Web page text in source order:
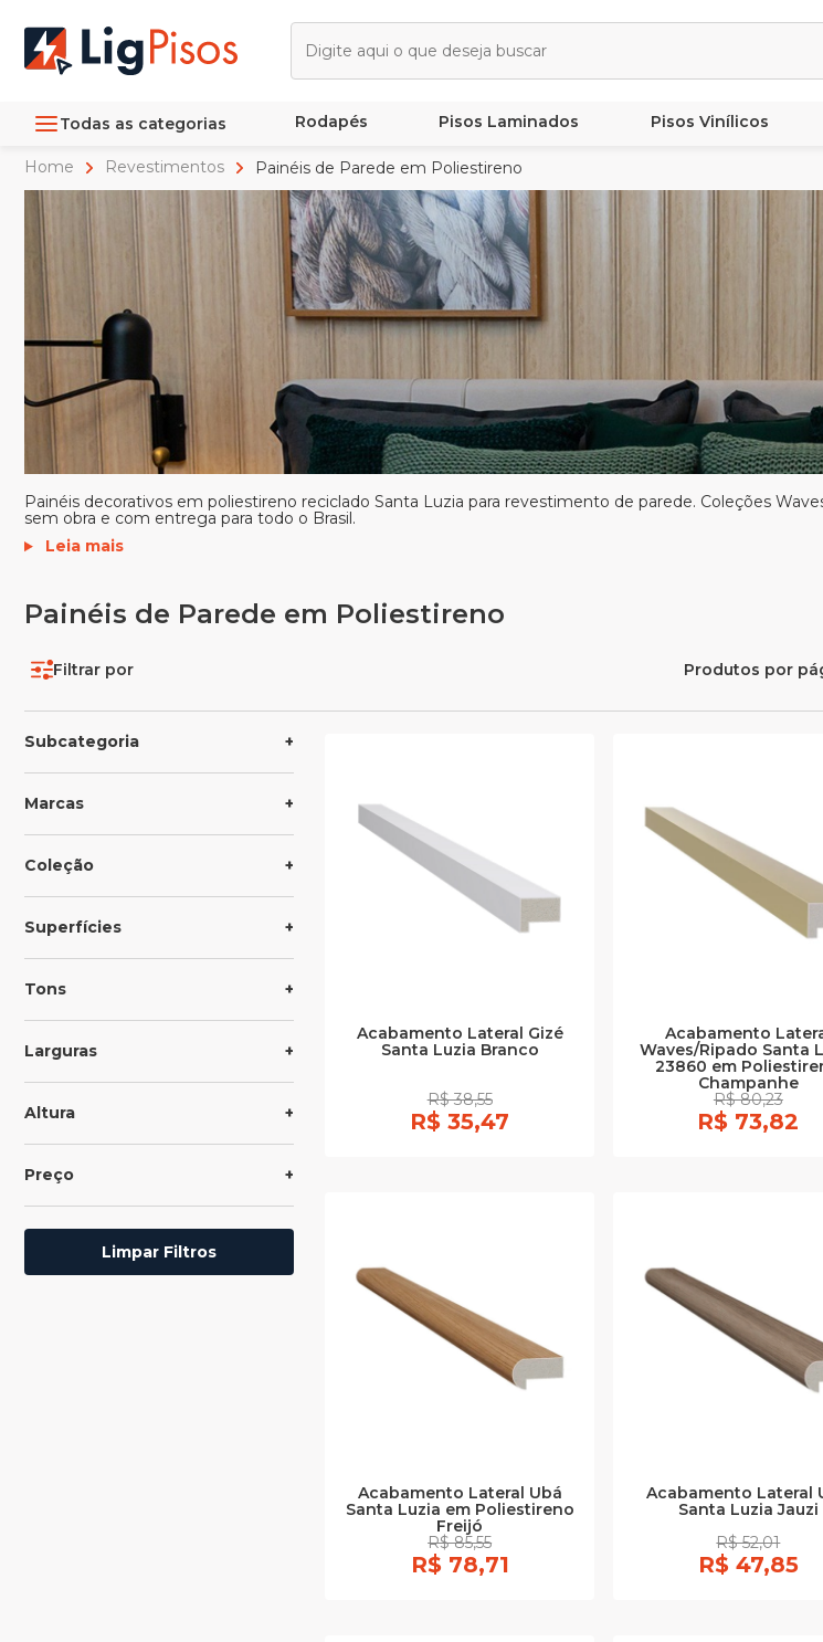
Todas as categorias Rodapés Pisos Laminados Pisos Vinílicos
Home Revestimentos Painéis de Parede em Poliestireno
Painéis decorativos em poliestireno reciclado Santa Luzia para revestimento de parede. Coleções
sem obra e com entrega para todo o Brasil.
Leia mais
Painéis de Parede em Poliestireno
Filtrar por Produtos por
Subcategoria
Marcas
Coleção
Superfícies
Tons
Larguras
Altura
Preço
Limpar Filtros
Acabamento Lateral Gizé
Santa Luzia Branco
R$ 38,55
R$ 35,47
Acabamento
Waves/Ripado Santa
23860 em
Champanhe
R$ 80,23
R$ 73,82
Acabamento Lateral Ubá
Santa Luzia em Poliestireno
Freijó
R$ 85,55
R$ 78,71
Acabamento Lateral
Santa Luzia Jauzi
R$ 52,01
R$ 47,85